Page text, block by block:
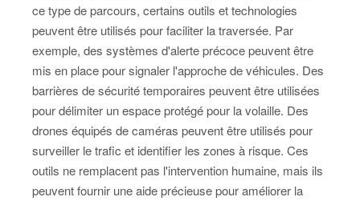
ce type de parcours, certains outils et technologies
peuvent être utilisés pour faciliter la traversée. Par
exemple, des systèmes d'alerte précoce peuvent être
mis en place pour signaler l'approche de véhicules. Des
barrières de sécurité temporaires peuvent être utilisées
pour délimiter un espace protégé pour la volaille. Des
drones équipés de caméras peuvent être utilisés pour
surveiller le trafic et identifier les zones à risque. Ces
outils ne remplacent pas l'intervention humaine, mais ils
peuvent fournir une aide précieuse pour améliorer la